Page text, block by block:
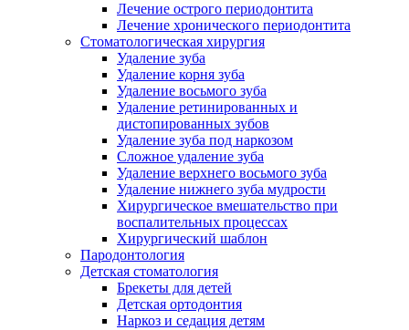
Лечение острого периодонтита
Лечение хронического периодонтита
Стоматологическая хирургия
Удаление зуба
Удаление корня зуба
Удаление восьмого зуба
Удаление ретинированных и
дистопированных зубов
Удаление зуба под наркозом
Сложное удаление зуба
Удаление верхнего восьмого зуба
Удаление нижнего зуба мудрости
Хирургическое вмешательство при
воспалительных процессах
Хирургический шаблон
Пародонтология
Детская стоматология
Брекеты для детей
Детская ортодонтия
Наркоз и седация детям